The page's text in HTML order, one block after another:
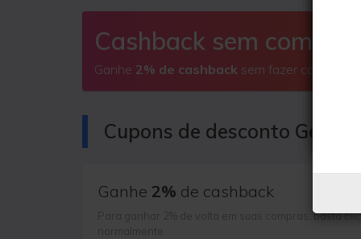
Cashback sem comprar
Ganhe 2% de cashback sem fazer compras
Cupons de desconto
Ganhe 2% de cashback
Para ganhar 2% de volta em suas compras, basta
normalmente.